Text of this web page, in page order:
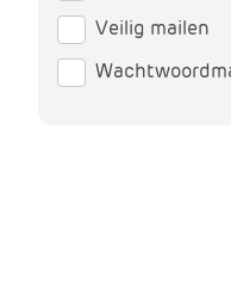
Veilig mailen